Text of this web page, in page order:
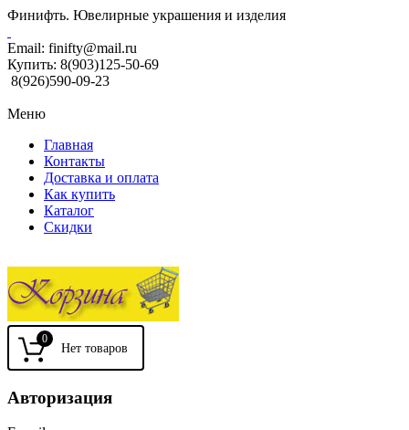
Финифть. Ювелирные украшения и изделия
Email: finifty@mail.ru
Купить: 8(903)125-50-69
8(926)590-09-23
Меню
Главная
Контакты
Доставка и оплата
Как купить
Каталог
Скидки
0
Авторизация